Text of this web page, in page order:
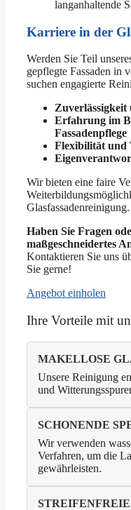
langanhaltende
Karriere in der
Werden Sie Teil
gepflegte Fassaden in
suchen engagierte
Zuverlässigkeit
Erfahrung im
Fassadenpflege
Flexibilität und
Wir bieten eine faire
Glasfassadenreinigung.
Haben Sie Fragen
maßgeschneidertes
Kontaktieren Sie uns
Sie gerne!
Angebot einholen
Ihre Vorteile mit
MAKELLOSE
Unsere Reinigung
und
SCHONENDE
Wir verwenden
Verfahren, um die
gewährleisten.